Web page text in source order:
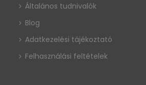
Általános tudnivalók
Blog
Adatkezelési tájékoztató
Felhasználási feltételek